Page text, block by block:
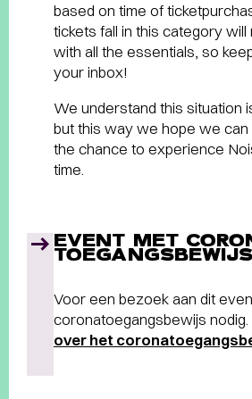
based on time of
tickets fall in this category
with all the essentials, so
your inbox!
We understand this situation
but this way we hope we
the chance to experience
time.
EVENT MET
TOEGANGSBEWIJS
Voor een bezoek aan dit
coronatoegangsbewijs nodig.
over het